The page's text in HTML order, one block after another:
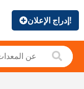
إدراج الإعلان!